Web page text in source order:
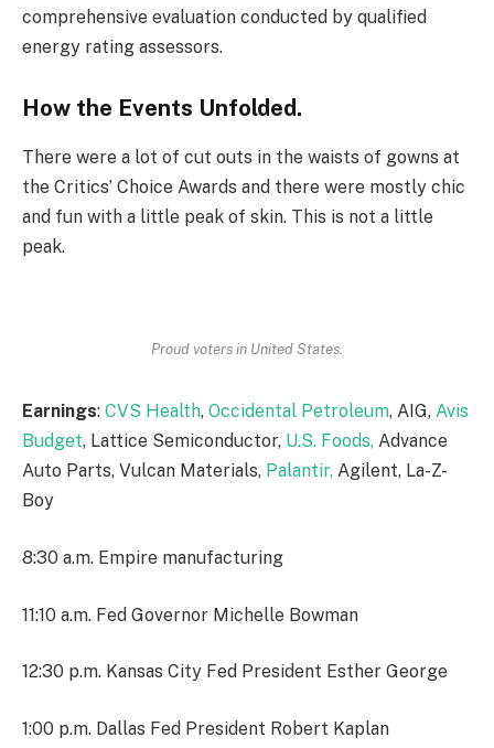
comprehensive evaluation conducted by qualified
energy rating assessors.
How the Events Unfolded.
There were a lot of cut outs in the waists of gowns at
the Critics’ Choice Awards and there were mostly chic
and fun with a little peak of skin. This is not a little
peak.
Proud voters in United States.
Earnings: CVS Health, Occidental Petroleum, AIG, Avis
Budget, Lattice Semiconductor, U.S. Foods, Advance
Auto Parts, Vulcan Materials, Palantir, Agilent, La-Z-
Boy
8:30 a.m. Empire manufacturing
11:10 a.m. Fed Governor Michelle Bowman
12:30 p.m. Kansas City Fed President Esther George
1:00 p.m. Dallas Fed President Robert Kaplan